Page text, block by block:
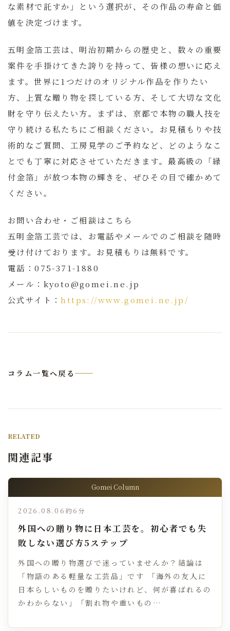
な素材で託すか」という選択が、その作品の寿命と価
値を決定づけます。
五明金箔工芸は、明治初期からの歴史と、数々の重要
案件を手掛けてきた誇りを持って、皆様の想いに応え
ます。世界に1つだけのオリジナル作品を作りたい
方、上質な贈り物を探している方、そして大切な文化
財を守り伝えたい方。まずは、京都で本物の職人技を
守り続ける私たちにご相談ください。お見積もりや技
術的なご質問、工房見学のご予約など、どのようなこ
とでも丁寧に対応させていただきます。最高級の「縁
付金箔」が放つ本物の輝きを、ぜひその目で確かめて
ください。
お問い合わせ・ご相談はこちら
五明金箔工芸では、お電話やメールでのご相談を随時
受け付けております。お見積もりは無料です。
電話：075-371-1880
メール：kyoto@gomei.ne.jp
公式サイト：https://www.gomei.ne.jp/
コラム一覧へ戻る
RELATED
関連記事
Gomei Column
2026.08.06 約6分
外国への贈り物に日本工芸を。初心者でも失
敗しない選び方5ステップ
外国への贈り物選びで迷っていませんか？結論は
「物語のある軽量な工芸品」です 「海外の友人に
日本らしいものを贈りたいけれど、何が喜ばれるの
かわからない」「割れ物や重いもの…